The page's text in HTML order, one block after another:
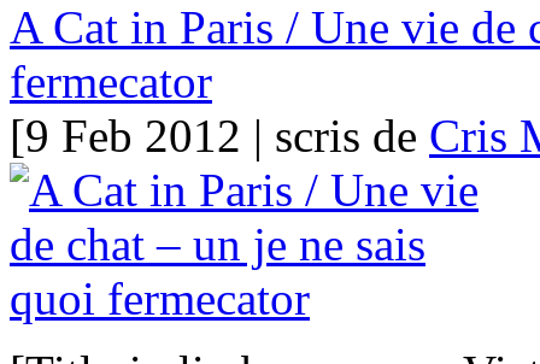
A Cat in Paris / Une vie de
fermecator
[9 Feb 2012 | scris de Cris